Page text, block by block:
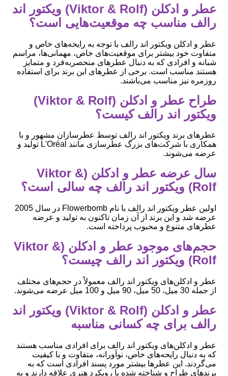
عطر و ادکلن (Viktor & Rolf) ویکتور اند
رالف مناسب چه موقعیت‌هایی است؟
عطر و ادکلن ویکتور اند رالف با توجه به رایحه‌های خاص و
متفاوت خود بیشتر برای موقعیت‌های خاص، مهمانی‌ها، مراسم
شبانه و افرادی که به دنبال عطرهای منحصربه‌فرد و متمایز
هستند مناسب است. برخی از عطرهای این برند برای استفاده
روزمره نیز مناسب می‌باشند.
طراح عطر و ادکلن (Viktor & Rolf)
ویکتور اند رالف کیست؟
عطرهای برند ویکتور اند رالف توسط عطرسازان مشهور و با
همکاری با شرکت‌های بزرگ عطرسازی مانند L'Oréal تولید و
عرضه می‌شوند.
سال عرضه عطر و ادکلن (Viktor &
Rolf) ویکتور اند رالف چه سالی است؟
اولین عطر ویکتور اند رالف با نام Flowerbomb در سال 2005
عرضه شد و این برند از آن زمان تاکنون به تولید و عرضه
عطرهای متنوع و محبوب پرداخته است.
حجم‌های موجود عطر و ادکلن (Viktor &
Rolf) ویکتور اند رالف چیست؟
عطر و ادکلن‌های ویکتور اند رالف معمولاً در حجم‌های مختلف
از جمله 30 میل، 50 میل، 90 میل و 100 میل عرضه می‌شوند.
عطر و ادکلن (Viktor & Rolf) ویکتور اند
رالف برای چه کسانی مناسبه
عطر و ادکلن‌های ویکتور اند رالف برای افرادی مناسب هستند
که به دنبال رایحه‌های خاص، نوآورانه، متفاوت و با کیفیت
می‌گردند. این عطرها بیشتر مورد پسند افرادی است که به
برندهای طراح و شناخته شده با رویکرد هنری علاقه دارند و به